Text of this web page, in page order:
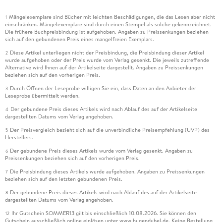
1 Mängelexemplare sind Bücher mit leichten Beschädigungen, die das Lesen aber nicht
einschränken. Mängelexemplare sind durch einen Stempel als solche gekennzeichnet.
Die frühere Buchpreisbindung ist aufgehoben. Angaben zu Preissenkungen beziehen
sich auf den gebundenen Preis eines mangelfreien Exemplars.
2 Diese Artikel unterliegen nicht der Preisbindung, die Preisbindung dieser Artikel
wurde aufgehoben oder der Preis wurde vom Verlag gesenkt. Die jeweils zutreffende
Alternative wird Ihnen auf der Artikelseite dargestellt. Angaben zu Preissenkungen
beziehen sich auf den vorherigen Preis.
3 Durch Öffnen der Leseprobe willigen Sie ein, dass Daten an den Anbieter der
Leseprobe übermittelt werden.
4 Der gebundene Preis dieses Artikels wird nach Ablauf des auf der Artikelseite
dargestellten Datums vom Verlag angehoben.
5 Der Preisvergleich bezieht sich auf die unverbindliche Preisempfehlung (UVP) des
Herstellers.
6 Der gebundene Preis dieses Artikels wurde vom Verlag gesenkt. Angaben zu
Preissenkungen beziehen sich auf den vorherigen Preis.
7 Die Preisbindung dieses Artikels wurde aufgehoben. Angaben zu Preissenkungen
beziehen sich auf den letzten gebundenen Preis.
8 Der gebundene Preis dieses Artikels wird nach Ablauf des auf der Artikelseite
dargestellten Datums vom Verlag angehoben.
12 Ihr Gutschein SOMMER13 gilt bis einschließlich 10.08.2026. Sie können den